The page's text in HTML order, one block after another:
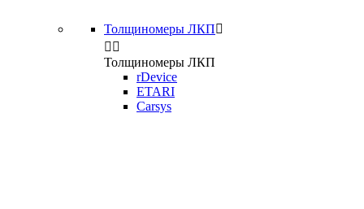
Толщиномеры ЛКП
 
Толщиномеры ЛКП
rDevice
ETARI
Carsys